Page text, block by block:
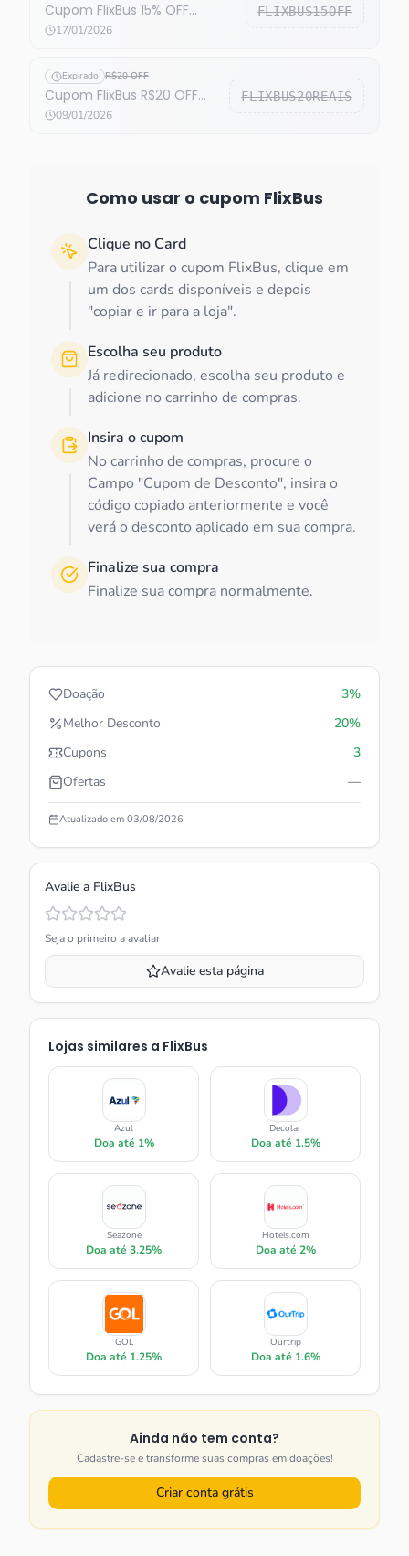
Cupom FlixBus 15% OFF
(EXPIRADO)
17/01/2026
FLIXBUS15OFF
Expirado R$20 OFF
Cupom FlixBus R$20 OFF
(EXPIRADO)
09/01/2026
FLIXBUS20REAIS
Como usar o cupom FlixBus
Clique no Card
Para utilizar o cupom FlixBus, clique em
um dos cards disponíveis e depois
"copiar e ir para a loja".
Escolha seu produto
Já redirecionado, escolha seu produto e
adicione no carrinho de compras.
Insira o cupom
No carrinho de compras, procure o
Campo "Cupom de Desconto", insira o
código copiado anteriormente e você
verá o desconto aplicado em sua compra.
Finalize sua compra
Finalize sua compra normalmente.
Doação
3%
Melhor Desconto
20%
Cupons
3
Ofertas
—
Atualizado em 03/08/2026
Avalie a FlixBus
Seja o primeiro a avaliar
Avalie esta página
Lojas similares a FlixBus
Azul
Doa até 1%
Decolar
Doa até 1.5%
Seazone
Doa até 3.25%
Hoteis.com
Doa até 2%
GOL
Doa até 1.25%
Ourtrip
Doa até 1.6%
Ainda não tem conta?
Cadastre-se e transforme suas compras em doações!
Criar conta grátis